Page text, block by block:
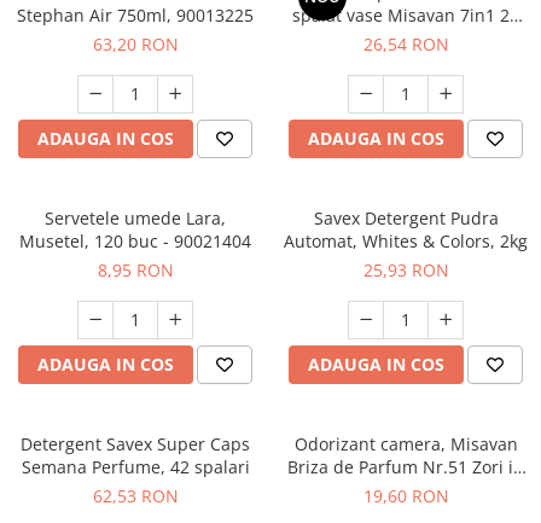
Stephan Air 750ml, 90013225
63,20 RON
ADAUGA IN COS
spalat vase Misavan 7in1 25
tablete, 30112
26,54 RON
ADAUGA IN COS
Servetele umede Lara,
Musetel, 120 buc - 90021404
8,95 RON
ADAUGA IN COS
Savex Detergent Pudra
Automat, Whites & Colors, 2kg
25,93 RON
ADAUGA IN COS
Detergent Savex Super Caps
Semana Perfume, 42 spalari
62,53 RON
Odorizant camera, Misavan
Briza de Parfum Nr.51 Zori in
Zanzibar 200 ml - 90034893
19,60 RON